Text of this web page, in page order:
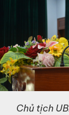
Chủ tịch